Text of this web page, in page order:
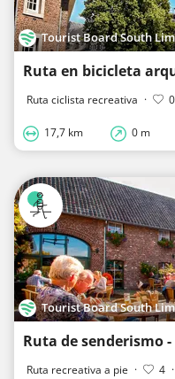
Tourist Board South
Ruta en bicicleta
Ruta ciclista recreativa · 0
17,7 km 0 m
Tourist Board South
Ruta recreativa a pie · 4 ·